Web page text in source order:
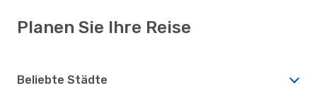
Planen Sie Ihre Reise
Beliebte Städte